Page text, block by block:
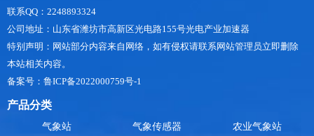
联系QQ：2248893324
公司地址：山东省潍坊市高新区光电路155号光电产业加速器
特别声明：网站部分内容来自网络，如有侵权请联系网站管理员立即删除
本站相关内容。
备案号：鲁ICP备2022000759号-1
产品分类
气象站 气象传感器 农业气象站